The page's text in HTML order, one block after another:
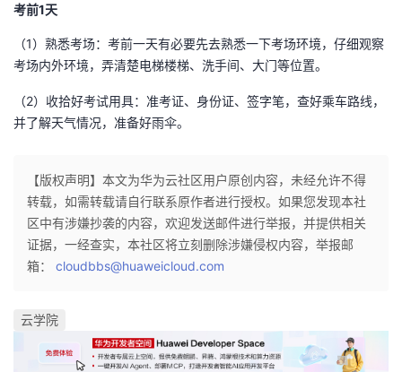
考前1天
（1）熟悉考场：考前一天有必要先去熟悉一下考场环境，仔细观察
考场内外环境，弄清楚电梯楼梯、洗手间、大门等位置。
（2）收拾好考试用具：准考证、身份证、签字笔，查好乘车路线，
并了解天气情况，准备好雨伞。
【版权声明】本文为华为云社区用户原创内容，未经允许不得
转载，如需转载请自行联系原作者进行授权。如果您发现本社
区中有涉嫌抄袭的内容，欢迎发送邮件进行举报，并提供相关
证据，一经查实，本社区将立刻删除涉嫌侵权内容，举报邮
箱： cloudbbs@huaweicloud.com
云学院